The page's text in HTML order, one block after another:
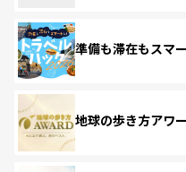
準備も滞在もスマ
地球の歩き方アワ